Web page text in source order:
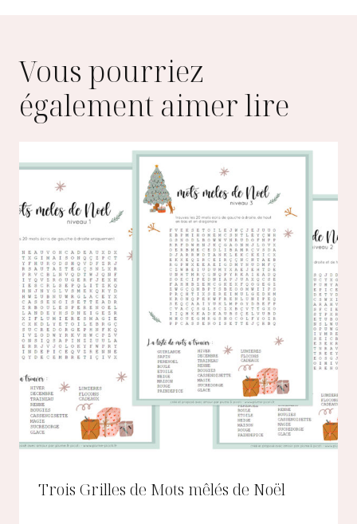
Vous pourriez
également aimer lire
Trois Grilles de Mots mêlés de Noël